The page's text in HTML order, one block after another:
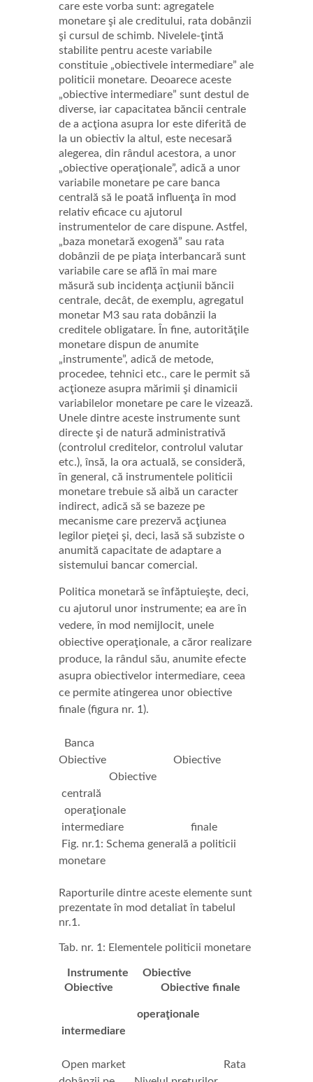
care este vorba sunt: agregatele
monetare şi ale creditului, rata dobânzii
şi cursul de schimb. Nivelele-ţintă
stabilite pentru aceste variabile
constituie „obiectivele intermediare” ale
politicii monetare. Deoarece aceste
„obiective intermediare” sunt destul de
diverse, iar capacitatea băncii centrale
de a acţiona asupra lor este diferită de
la un obiectiv la altul, este necesară
alegerea, din rândul acestora, a unor
„obiective operaţionale”, adică a unor
variabile monetare pe care banca
centrală să le poată influenţa în mod
relativ eficace cu ajutorul
instrumentelor de care dispune. Astfel,
„baza monetară exogenă” sau rata
dobânzii de pe piaţa interbancară sunt
variabile care se află în mai mare
măsură sub incidenţa acţiunii băncii
centrale, decât, de exemplu, agregatul
monetar M3 sau rata dobânzii la
creditele obligatare. În fine, autorităţile
monetare dispun de anumite
„instrumente”, adică de metode,
procedee, tehnici etc., care le permit să
acţioneze asupra mărimii şi dinamicii
variabilelor monetare pe care le vizează.
Unele dintre aceste instrumente sunt
directe şi de natură administrativă
(controlul creditelor, controlul valutar
etc.), însă, la ora actuală, se consideră,
în general, că instrumentele politicii
monetare trebuie să aibă un caracter
indirect, adică să se bazeze pe
mecanisme care prezervă acţiunea
legilor pieţei şi, deci, lasă să subziste o
anumită capacitate de adaptare a
sistemului bancar comercial.
Politica monetară se înfăptuieşte, deci,
cu ajutorul unor instrumente; ea are în
vedere, în mod nemijlocit, unele
obiective operaţionale, a căror realizare
produce, la rândul său, anumite efecte
asupra obiectivelor intermediare, ceea
ce permite atingerea unor obiective
finale (figura nr. 1).
Banca
Obiective Obiective
Obiective
centrală
operaţionale
intermediare finale
Fig. nr.1: Schema generală a politicii
monetare
Raporturile dintre aceste elemente sunt
prezentate în mod detaliat în tabelul
nr.1.
Tab. nr. 1: Elementele politicii monetare
Instrumente Obiective
Obiective Obiective finale
operaţionale
intermediare
Open market Rata